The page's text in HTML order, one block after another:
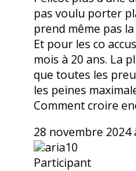
pas voulu porter
prend même pas
Et pour les co
mois à 20 ans. La
que toutes les
les peines
Comment croire
28 novembre 2024
aria10
Participant